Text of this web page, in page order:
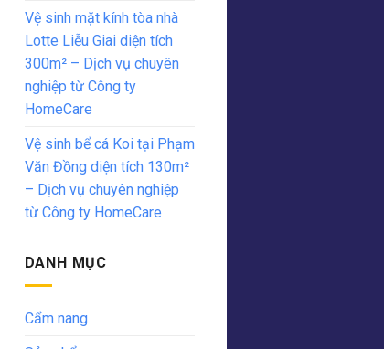
Vệ sinh mặt kính tòa nhà
Lotte Liễu Giai diện tích
300m² – Dịch vụ chuyên
nghiệp từ Công ty
HomeCare
Vệ sinh bể cá Koi tại Phạm
Văn Đồng diện tích 130m²
– Dịch vụ chuyên nghiệp
từ Công ty HomeCare
DANH MỤC
Cẩm nang